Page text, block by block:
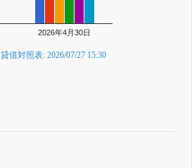
2026年4月30日
貸借対照表: 2026/07/27 15:30